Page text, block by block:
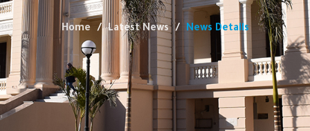
Home Latest News News Details